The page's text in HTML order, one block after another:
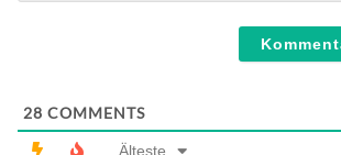
28 COMMENTS
Älteste